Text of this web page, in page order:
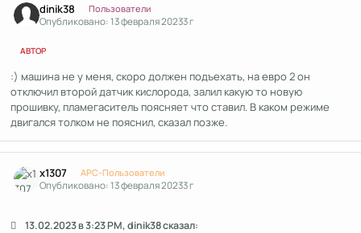
dinik38 Пользователи
Опубликовано:13 февраля 20233 г
АВТОР
:) машина не у меня, скоро должен подъехать, на евро 2 он
отключил второй датчик кислорода, залил какую то новую
прошивку, пламегаситель поясняет что ставил. В каком режиме
двигался толком не пояснил, сказал позже.
x1307 APC-Пользователи
Опубликовано:13 февраля 20233 г
13.02.2023 в 3:23 PM, dinik38 сказал: